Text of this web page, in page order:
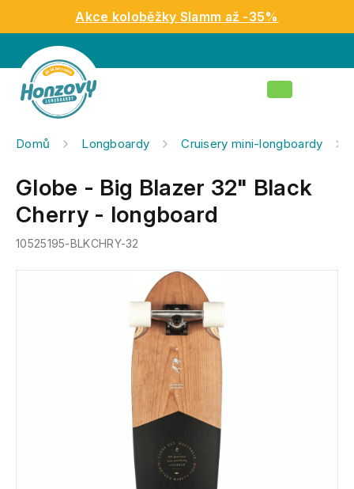
obsah
Akce koloběžky Slamm až -35%
Nákupní
Domů Longboardy Cruisery mini-longboardy
Globe - Big Blazer 32" Black
Cherry - longboard
10525195-BLKCHRY-32